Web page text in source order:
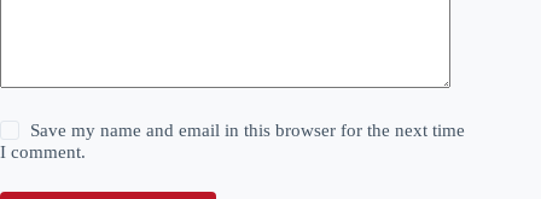
Save my name and email in this browser for the next time
I comment.